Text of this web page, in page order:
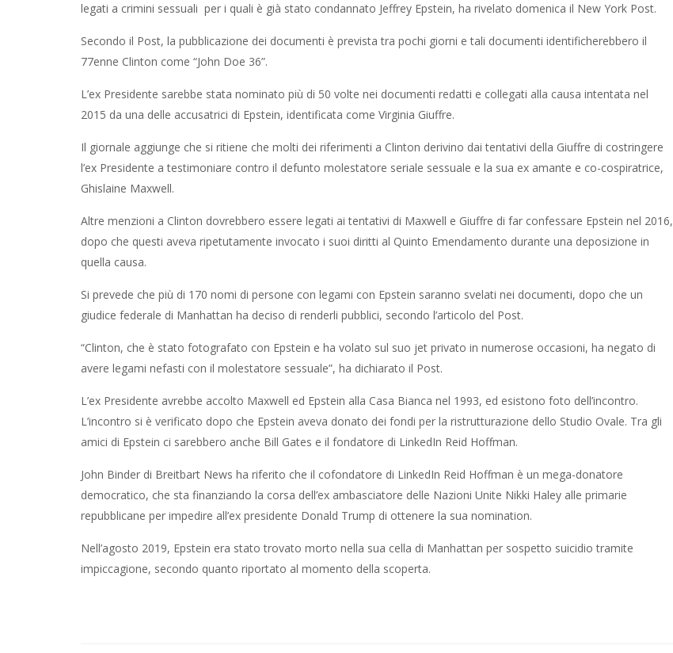
legati a crimini sessuali per i quali è già stato condannato Jeffrey Epstein, ha rivelato domenica il New York Post.
Secondo il Post, la pubblicazione dei documenti è prevista tra pochi giorni e tali documenti identificherebbero il
77enne Clinton come “John Doe 36”.
L’ex Presidente sarebbe stata nominato più di 50 volte nei documenti redatti e collegati alla causa intentata nel
2015 da una delle accusatrici di Epstein, identificata come Virginia Giuffre.
Il giornale aggiunge che si ritiene che molti dei riferimenti a Clinton derivino dai tentativi della Giuffre di costringere
l’ex Presidente a testimoniare contro il defunto molestatore seriale sessuale e la sua ex amante e co-cospiratrice,
Ghislaine Maxwell.
Altre menzioni a Clinton dovrebbero essere legati ai tentativi di Maxwell e Giuffre di far confessare Epstein nel 2016,
dopo che questi aveva ripetutamente invocato i suoi diritti al Quinto Emendamento durante una deposizione in
quella causa.
Si prevede che più di 170 nomi di persone con legami con Epstein saranno svelati nei documenti, dopo che un
giudice federale di Manhattan ha deciso di renderli pubblici, secondo l’articolo del Post.
“Clinton, che è stato fotografato con Epstein e ha volato sul suo jet privato in numerose occasioni, ha negato di
avere legami nefasti con il molestatore sessuale”, ha dichiarato il Post.
L’ex Presidente avrebbe accolto Maxwell ed Epstein alla Casa Bianca nel 1993, ed esistono foto dell’incontro.
L’incontro si è verificato dopo che Epstein aveva donato dei fondi per la ristrutturazione dello Studio Ovale. Tra gli
amici di Epstein ci sarebbero anche Bill Gates e il fondatore di LinkedIn Reid Hoffman.
John Binder di Breitbart News ha riferito che il cofondatore di LinkedIn Reid Hoffman è un mega-donatore
democratico, che sta finanziando la corsa dell’ex ambasciatore delle Nazioni Unite Nikki Haley alle primarie
repubblicane per impedire all’ex presidente Donald Trump di ottenere la sua nomination.
Nell’agosto 2019, Epstein era stato trovato morto nella sua cella di Manhattan per sospetto suicidio tramite
impiccagione, secondo quanto riportato al momento della scoperta.